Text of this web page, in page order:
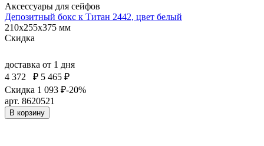
Аксессуары для сейфов
Депозитный бокс к Титан 2442, цвет белый
210x255x375 мм
Скидка
доставка от 1 дня
4 372
₽ 5 465 ₽
Скидка 1 093 ₽-20%
арт. 8620521
В корзину